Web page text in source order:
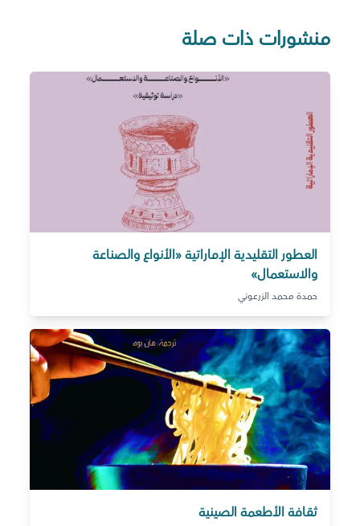
منشورات ذات صلة
العطور التقليدية الإماراتية «الأنواع والصناعة
والاستعمال»
حمدة محمد الزرعوني
ثقافة الأطعمة الصينية